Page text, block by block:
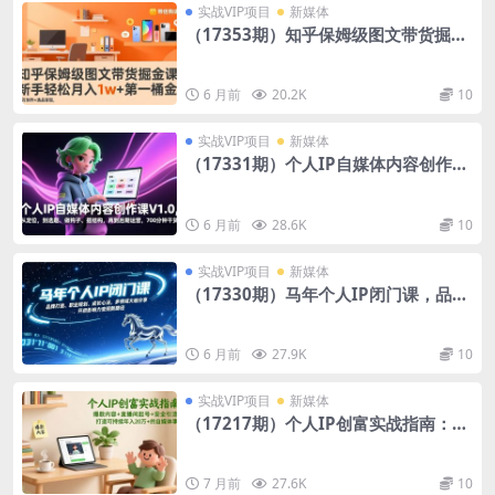
实战VIP项目 新媒体
（17353期）知乎保姆级图文带货掘金
6 月前 20.2K 10
实战VIP项目 新媒体
（17331期）个人IP自媒体内容创作课
6 月前 28.6K 10
实战VIP项目 新媒体
（17330期）马年个人IP闭门课，品牌
6 月前 27.9K 10
实战VIP项目 新媒体
（17217期）个人IP创富实战指南：爆
7 月前 27.6K 10